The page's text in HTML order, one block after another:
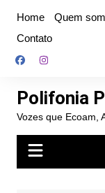
conteúdo
Home Quem
Contato
Polifonia
Vozes que Ecoam,